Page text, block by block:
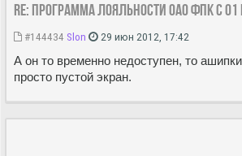
Re: Программа лояльности ОАО ФПК с
#144434 Slon 29 июн 2012, 17:42
А он то временно недоступен, то
просто пустой экран.